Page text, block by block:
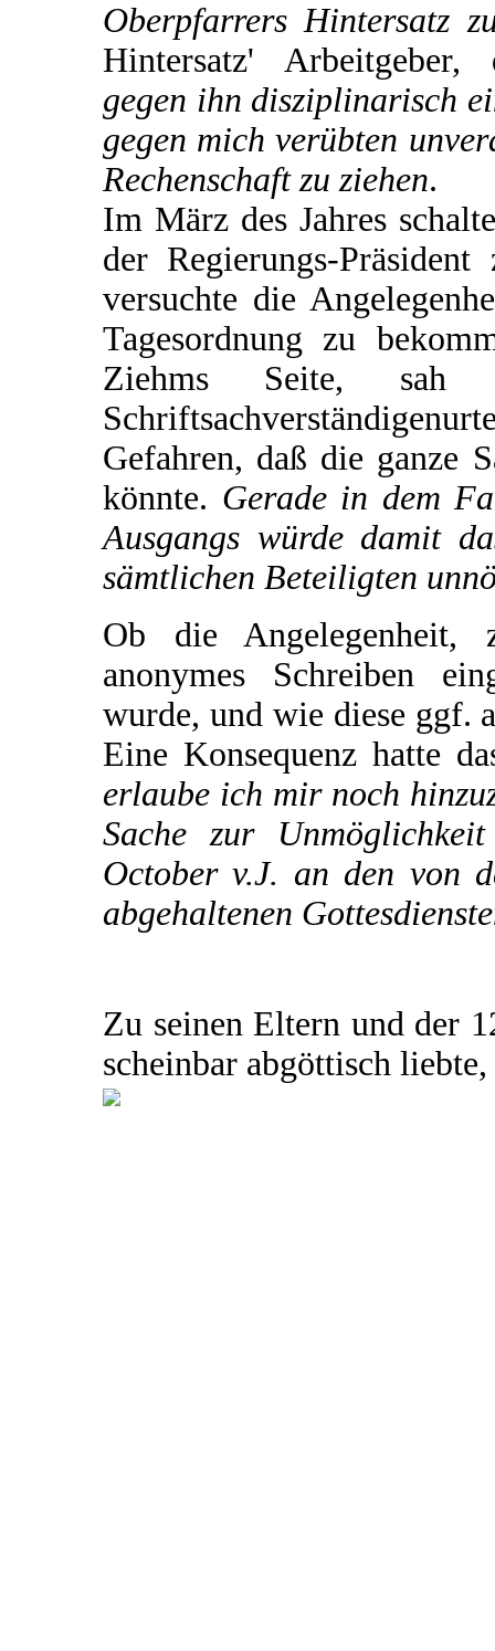
Oberpfarrers Hintersatz
Hintersatz'
gegen ihn disziplinarisch
gegen mich verübten
Rechenschaft zu ziehen.
Im März des Jahres
der Regierungs-
versuchte die
Tagesordnung zu
Ziehms Seite,
Gefahren, daß die ganze
könnte. Gerade in dem
Ausgangs würde damit
sämtlichen Beteiligten
Ob die Angelegenheit,
anonymes Schreiben
wurde, und wie diese ggf.
Eine Konsequenz hatte
erlaube ich mir noch
Sache zur
October v.J. an den von
abgehaltenen
Zu seinen Eltern und der
scheinbar abgöttisch